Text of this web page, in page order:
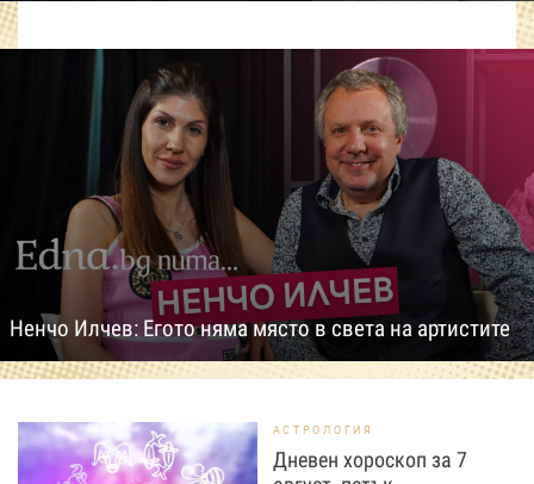
Ненчо Илчев: Егото няма място в света на артистите
АСТРОЛОГИЯ
Дневен хороскоп за 7